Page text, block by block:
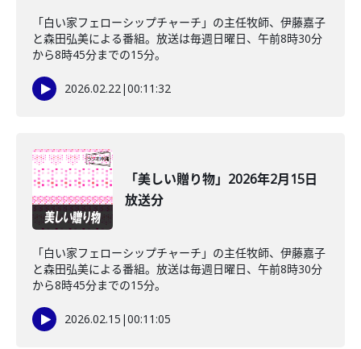
「白い家フェローシップチャーチ」の主任牧師、伊藤嘉子
と森田弘美による番組。放送は毎週日曜日、午前8時30分
から8時45分までの15分。
2026.02.22|00:11:32
「美しい贈り物」2026年2月15日
放送分
「白い家フェローシップチャーチ」の主任牧師、伊藤嘉子
と森田弘美による番組。放送は毎週日曜日、午前8時30分
から8時45分までの15分。
2026.02.15 |00:11:05